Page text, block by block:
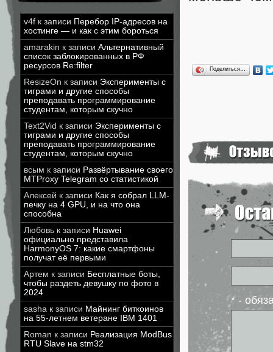
v4f к записи Перебор IP-адресов на
хостинге — и как с этим бороться
amarakin к записи Альтернативный
список заблокированных в РФ
ресурсов Re:filter
ResizeOn к записи Эксперименты с
тиграми и другие способы
преподавать программирование
студентам, которым скучно
Text2Vid к записи Эксперименты с
тиграми и другие способы
преподавать программирование
студентам, которым скучно
всым к записи Развёртывание своего
MTProxy Telegram со статистикой
Алексей к записи Как я собрал LLM-
печку на 4 GPU, и на что она
способна
Любовь к записи Huawei
официально представила
HarmonyOS 7: какие смартфоны
получат её первыми
Артем к записи Бесплатные боты,
чтобы раздеть девушку по фото в
2024
sasha к записи Майнинг биткоинов
на 55-летнем ветеране IBM 1401
Roman к записи Реализация ModBus
RTU Slave на stm32
Поделиться…
* -